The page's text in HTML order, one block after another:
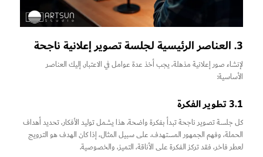
3. العناصر الرئيسية لجلسة تصوير إعلانية ناجحة
لإنشاء صور إعلانية مذهلة، يجب أخذ عدة عوامل في الاعتبار. إليك العناصر
الأساسية:
3.1 تطوير الفكرة
كل جلسة تصوير ناجحة تبدأ بفكرة واضحة. هذا يشمل توليد الأفكار، تحديد أهداف
الحملة، وفهم الجمهور المستهدف. على سبيل المثال، إذا كان الهدف هو الترويج
لعطر فاخر، فقد تركز الفكرة على الأناقة، التميز، والخصوصية.